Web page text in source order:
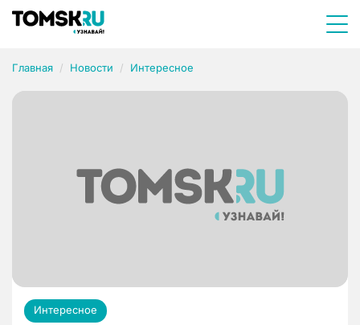
Главная Новости Интересное
Интересное